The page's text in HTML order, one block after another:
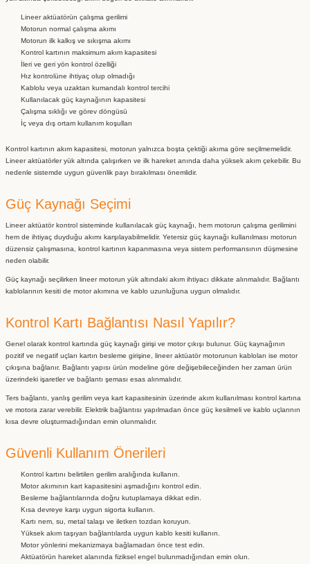
Lineer aktüatörün çalışma gerilimi
Motorun normal çalışma akımı
Motorun ilk kalkış ve sıkışma akımı
Kontrol kartının maksimum akım kapasitesi
İleri ve geri yön kontrol özelliği
Hız kontrolüne ihtiyaç olup olmadığı
Kablolu veya uzaktan kumandalı kontrol tercihi
Kullanılacak güç kaynağının kapasitesi
Çalışma sıklığı ve görev döngüsü
İç veya dış ortam kullanım koşulları
Kontrol kartının akım kapasitesi, motorun yalnızca boşta çektiği akıma göre seçilmemelidir.
Lineer aktüatörler yük altında çalışırken ve ilk hareket anında daha yüksek akım çekebilir. Bu
nedenle sistemde uygun güvenlik payı bırakılması önemlidir.
Güç Kaynağı Seçimi
Lineer aktüatör kontrol sisteminde kullanılacak güç kaynağı, hem motorun çalışma gerilimini
hem de ihtiyaç duyduğu akımı karşılayabilmelidir. Yetersiz güç kaynağı kullanılması motorun
düzensiz çalışmasına, kontrol kartının kapanmasına veya sistem performansının düşmesine
neden olabilir.
Güç kaynağı seçilirken lineer motorun yük altındaki akım ihtiyacı dikkate alınmalıdır. Bağlantı
kablolarının kesiti de motor akımına ve kablo uzunluğuna uygun olmalıdır.
Kontrol Kartı Bağlantısı Nasıl Yapılır?
Genel olarak kontrol kartında güç kaynağı girişi ve motor çıkışı bulunur. Güç kaynağının
pozitif ve negatif uçları kartın besleme girişine, lineer aktüatör motorunun kabloları ise motor
çıkışına bağlanır. Bağlantı yapısı ürün modeline göre değişebileceğinden her zaman ürün
üzerindeki işaretler ve bağlantı şeması esas alınmalıdır.
Ters bağlantı, yanlış gerilim veya kart kapasitesinin üzerinde akım kullanılması kontrol kartına
ve motora zarar verebilir. Elektrik bağlantısı yapılmadan önce güç kesilmeli ve kablo uçlarının
kısa devre oluşturmadığından emin olunmalıdır.
Güvenli Kullanım Önerileri
Kontrol kartını belirtilen gerilim aralığında kullanın.
Motor akımının kart kapasitesini aşmadığını kontrol edin.
Besleme bağlantılarında doğru kutuplamaya dikkat edin.
Kısa devreye karşı uygun sigorta kullanın.
Kartı nem, su, metal talaşı ve iletken tozdan koruyun.
Yüksek akım taşıyan bağlantılarda uygun kablo kesiti kullanın.
Motor yönlerini mekanizmaya bağlamadan önce test edin.
Aktüatörün hareket alanında fiziksel engel bulunmadığından emin olun.